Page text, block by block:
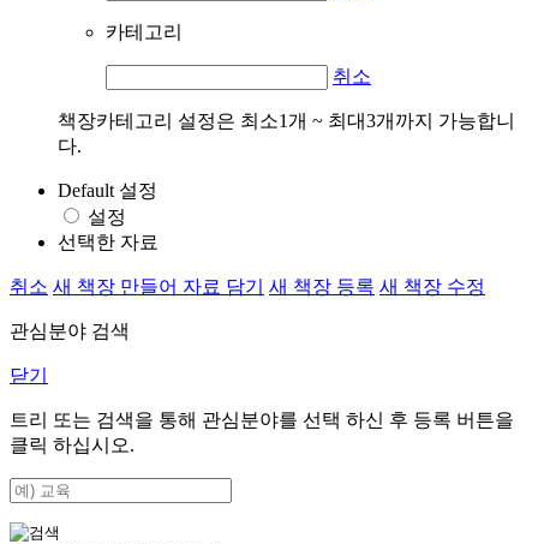
카테고리
취소
책장카테고리 설정은 최소1개 ~ 최대3개까지 가능합니
다.
Default 설정
설정
선택한 자료
취소 새 책장 만들어 자료 담기 새 책장 등록 새 책장 수정
관심분야 검색
닫기
트리 또는 검색을 통해 관심분야를 선택 하신 후 등록 버튼을
클릭 하십시오.